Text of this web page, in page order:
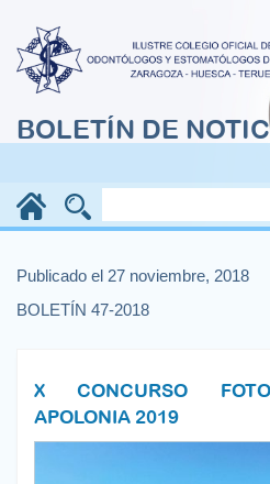
BOLETÍN DE
Publicado el 27 noviembre, 2018
BOLETÍN 47-2018
X CONCURSO
APOLONIA 2019